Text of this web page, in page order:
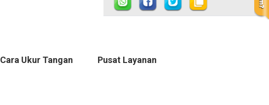
Cara Ukur Tangan Pusat Layanan